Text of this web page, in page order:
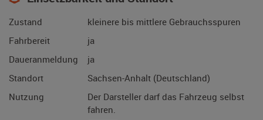
Zustand
kleinere bis mittlere Gebrauchsspuren
Fahrbereit
ja
Daueranmeldung
ja
Standort
Sachsen-Anhalt (Deutschland)
Nutzung
Der Darsteller darf das Fahrzeug selbst
fahren.